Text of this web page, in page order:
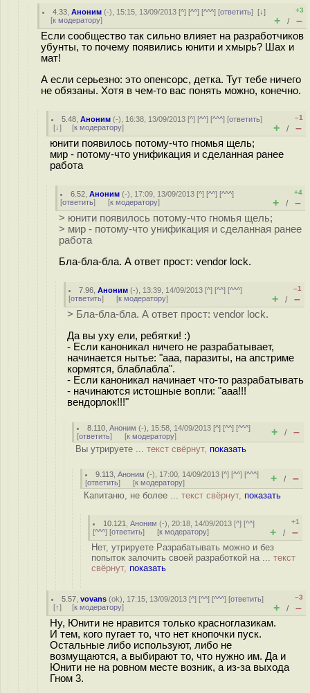
4.33 ,Аноним (-), 15:15, 13/09/2013 [^] [^^] [^^^] [ответить][↓]
[к модератору]
+3
+ / –
Если сообщество так сильно влияет на разработчиков
убунты, то почему появились юнити и хмырь? Шах и
мат!
А если серьезно: это опенсорс, детка. Тут тебе ничего
не обязаны. Хотя в чем-то вас понять можно, конечно.
5.48 ,Аноним (-), 16:38, 13/09/2013 [^] [^^] [^^^] [ответить]
[↓] [к модератору]
–1
+ / –
юнити появилось потому-что гномья щель;
мир - потому-что унификация и сделанная ранее
работа
6.52 ,Аноним (-), 17:09, 13/09/2013 [^] [^^] [^^^]
[ответить] [к модератору]
+4
+ / –
> юнити появилось потому-что гномья щель;
> мир - потому-что унификация и сделанная ранее
работа
Бла-бла-бла. А ответ прост: vendor lock.
7.96 ,Аноним (-), 13:39, 14/09/2013 [^] [^^] [^^^]
[ответить] [к модератору]
–1
+ / –
> Бла-бла-бла. А ответ прост: vendor lock.
Да вы уху ели, ребятки! :)
- Если каноникал ничего не разрабатывает,
начинается нытье: "ааа, паразиты, на апстриме
кормятся, блаблабла".
- Если каноникал начинает что-то разрабатывать
- начинаются истошные вопли: "ааа!!!
вендорлок!!!"
8.110 ,Аноним (-), 15:58, 14/09/2013 [^] [^^] [^^^]
[ответить] [к модератору] + / –
Вы утрируете ... текст свёрнут, показать
9.113 ,Аноним (-), 17:00, 14/09/2013 [^] [^^] [^^^]
[ответить] [к модератору] + / –
Капитаню, не более ... текст свёрнут, показать
10.121 ,Аноним (-), 20:18, 14/09/2013 [^] [^^]
[^^^] [ответить] [к модератору]
+1
+ / –
Нет, утрируете Разрабатывать можно и без
попыток залочить своей разработкой на ... текст
свёрнут, показать
5.57 ,vovans (ok), 17:15, 13/09/2013 [^] [^^] [^^^] [ответить]
[↑] [к модератору]
–3
+ / –
Ну, Юнити не нравится только красноглазикам.
И тем, кого пугает то, что нет кнопочки пуск.
Остальные либо используют, либо не
возмущаются, а выбирают то, что нужно им. Да и
Юнити не на ровном месте возник, а из-за выхода
Гном 3.